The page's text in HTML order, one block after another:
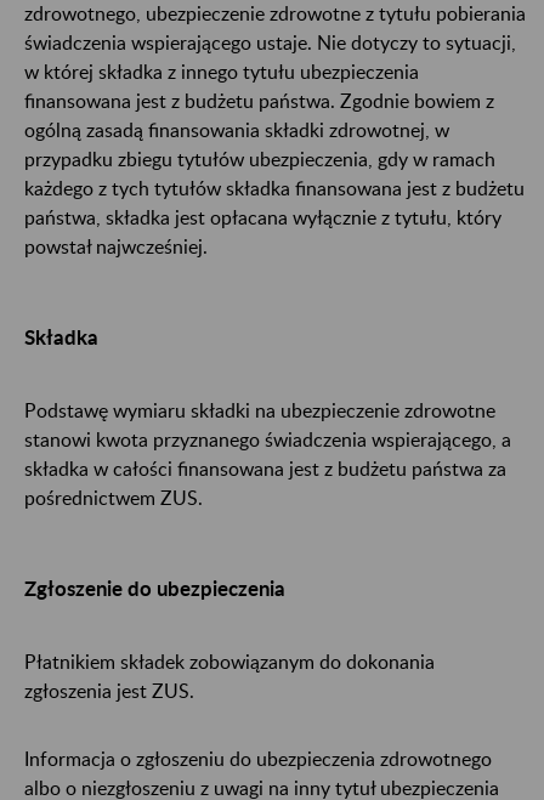
zdrowotnego, ubezpieczenie zdrowotne z tytułu pobierania
świadczenia wspierającego ustaje. Nie dotyczy to sytuacji,
w której składka z innego tytułu ubezpieczenia
finansowana jest z budżetu państwa. Zgodnie bowiem z
ogólną zasadą finansowania składki zdrowotnej, w
przypadku zbiegu tytułów ubezpieczenia, gdy w ramach
każdego z tych tytułów składka finansowana jest z budżetu
państwa, składka jest opłacana wyłącznie z tytułu, który
powstał najwcześniej.
Składka
Podstawę wymiaru składki na ubezpieczenie zdrowotne
stanowi kwota przyznanego świadczenia wspierającego, a
składka w całości finansowana jest z budżetu państwa za
pośrednictwem ZUS.
Zgłoszenie do ubezpieczenia
Płatnikiem składek zobowiązanym do dokonania
zgłoszenia jest ZUS.
Informacja o zgłoszeniu do ubezpieczenia zdrowotnego
albo o niezgłoszeniu z uwagi na inny tytuł ubezpieczenia